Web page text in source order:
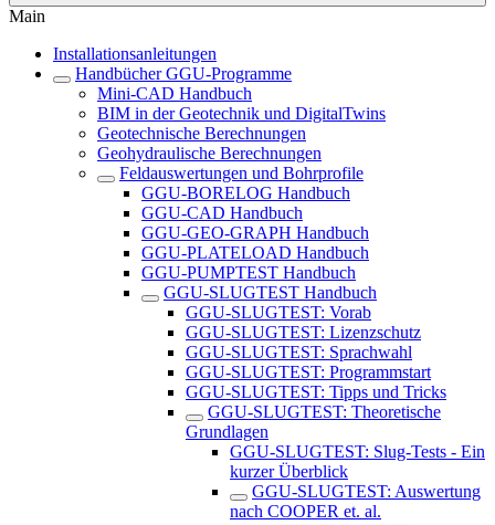
Main
Installationsanleitungen
Handbücher GGU-Programme
Mini-CAD Handbuch
BIM in der Geotechnik und DigitalTwins
Geotechnische Berechnungen
Geohydraulische Berechnungen
Feldauswertungen und Bohrprofile
GGU-BORELOG Handbuch
GGU-CAD Handbuch
GGU-GEO-GRAPH Handbuch
GGU-PLATELOAD Handbuch
GGU-PUMPTEST Handbuch
GGU-SLUGTEST Handbuch
GGU-SLUGTEST: Vorab
GGU-SLUGTEST: Lizenzschutz
GGU-SLUGTEST: Sprachwahl
GGU-SLUGTEST: Programmstart
GGU-SLUGTEST: Tipps und Tricks
GGU-SLUGTEST: Theoretische
Grundlagen
GGU-SLUGTEST: Slug-Tests - Ein
kurzer Überblick
GGU-SLUGTEST: Auswertung
nach COOPER et. al.